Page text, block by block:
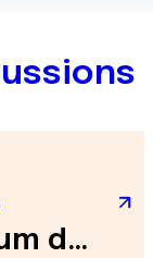
Bienvenue sur le Forum de discussion de la Ligue contre le cancer !